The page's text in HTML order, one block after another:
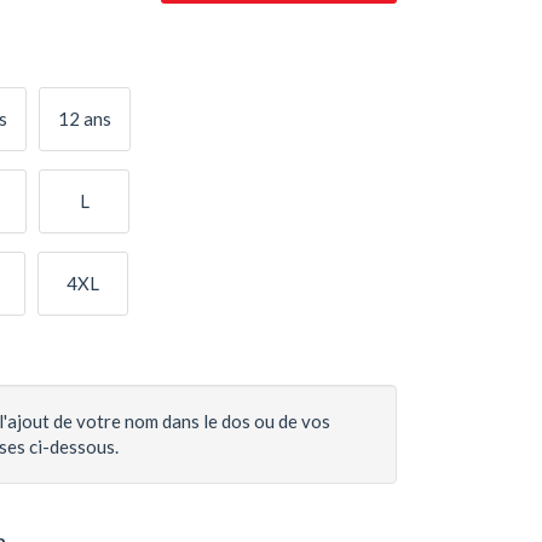
12 ans
L
4XL
de votre nom dans le dos ou de vos
ci-dessous.